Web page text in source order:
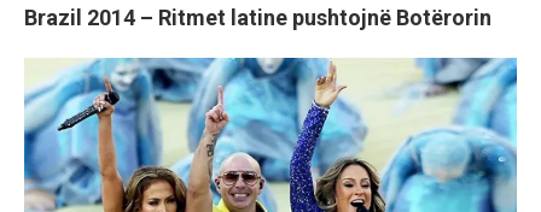
Brazil 2014 – Ritmet latine pushtojnë Botërorin